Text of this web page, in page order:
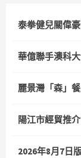
泰拳健兒關偉
華億聯手澳科
麗景灣「森」
陽江市經貿推
2026年8月7日